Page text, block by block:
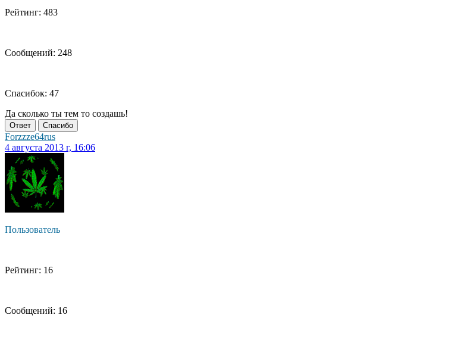
Рейтинг: 483
Сообщений: 248
Спасибок: 47
Да сколько ты тем то создашь!
Ответ Спасибо
Forzzze64rus
4 августа 2013 г, 16:06
Пользователь
Рейтинг: 16
Сообщений: 16